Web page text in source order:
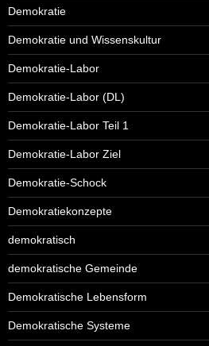
Demokratie
Demokratie und Wissenskultur
Demokratie-Labor
Demokratie-Labor (DL)
Demokratie-Labor Teil 1
Demokratie-Labor Ziel
Demokratie-Schock
Demokratiekonzepte
demokratisch
demokratische Gemeinde
Demokratische Lebensform
Demokratische Systeme